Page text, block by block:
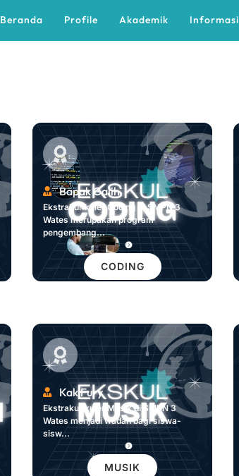
Beranda Profile Akademik Informasi
Bapak Galih
Ekstrakurikuler Coding di SMPN 3
Wates merupakan program
pengembang...
CODING
Kak Fury
Ekstrakurikuler Musik di SMPN 3
Wates menjadi wadah bagi siswa-
sisw...
MUSIK